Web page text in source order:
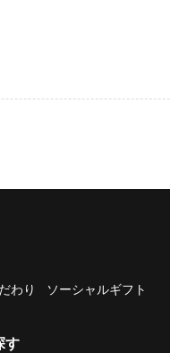
わり ソーシャルギフト
す